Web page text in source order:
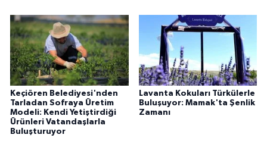
Keçiören Belediyesi'nden
Tarladan Sofraya Üretim
Modeli: Kendi Yetiştirdiği
Ürünleri Vatandaşlarla
Buluşturuyor
Lavanta Kokuları Türkülerle
Buluşuyor: Mamak'ta Şenlik
Zamanı